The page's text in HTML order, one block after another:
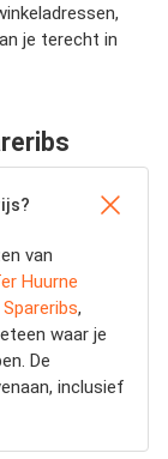
je terecht in
van
Huurne
Spareribs,
waar je
De
inclusief